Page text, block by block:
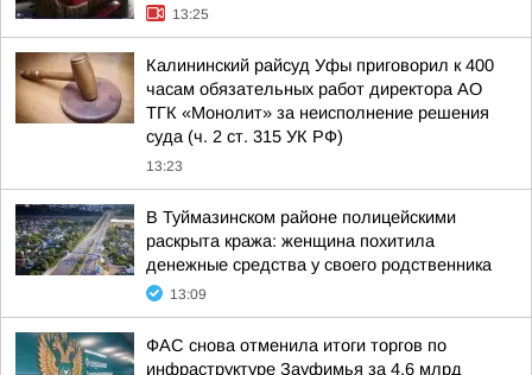
13:25
Калининский райсуд Уфы приговорил к 400
часам обязательных работ директора АО
ТГК «Монолит» за неисполнение решения
суда (ч. 2 ст. 315 УК РФ)
13:23
В Туймазинском районе полицейскими
раскрыта кража: женщина похитила
денежные средства у своего родственника
13:09
ФАС снова отменила итоги торгов по
инфраструктуре Зауфимья за 4,6 млрд